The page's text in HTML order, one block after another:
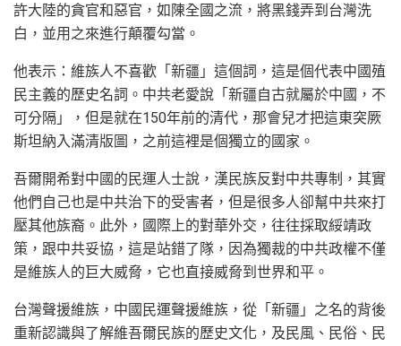
許大陸的貪官和惡官，如陳全國之流，將黑錢弄到台灣洗
白，並用之來進行顛覆勾當。
他表示：維族人不喜歡「新疆」這個詞，這是個代表中國殖
民主義的歷史名詞。中共老愛說「新疆自古就屬於中國，不
可分隔」，但是就在150年前的清代，那會兒才把這東突厥
斯坦納入滿清版圖，之前這裡是個獨立的國家。
吾爾開希對中國的民運人士說，漢民族反對中共專制，其實
他們自己也是中共治下的受害者，但是很多人卻幫中共來打
壓其他族裔。此外，國際上的對華外交，往往採取綏靖政
策，跟中共妥協，這是站錯了隊，因為獨裁的中共政權不僅
是維族人的巨大威脅，它也直接威脅到世界和平。
台灣聲援維族，中國民運聲援維族，從「新疆」之名的背後
重新認識與了解維吾爾民族的歷史文化，及民風、民俗、民